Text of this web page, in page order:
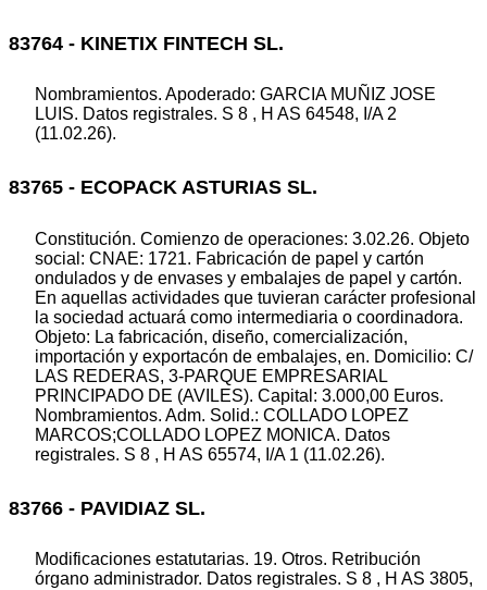
83764 - KINETIX FINTECH SL.
Nombramientos. Apoderado: GARCIA MUÑIZ JOSE
LUIS. Datos registrales. S 8 , H AS 64548, I/A 2
(11.02.26).
83765 - ECOPACK ASTURIAS SL.
Constitución. Comienzo de operaciones: 3.02.26. Objeto
social: CNAE: 1721. Fabricación de papel y cartón
ondulados y de envases y embalajes de papel y cartón.
En aquellas actividades que tuvieran carácter profesional
la sociedad actuará como intermediaria o coordinadora.
Objeto: La fabricación, diseño, comercialización,
importación y exportacón de embalajes, en. Domicilio: C/
LAS REDERAS, 3-PARQUE EMPRESARIAL
PRINCIPADO DE (AVILES). Capital: 3.000,00 Euros.
Nombramientos. Adm. Solid.: COLLADO LOPEZ
MARCOS;COLLADO LOPEZ MONICA. Datos
registrales. S 8 , H AS 65574, I/A 1 (11.02.26).
83766 - PAVIDIAZ SL.
Modificaciones estatutarias. 19. Otros. Retribución
órgano administrador. Datos registrales. S 8 , H AS 3805,